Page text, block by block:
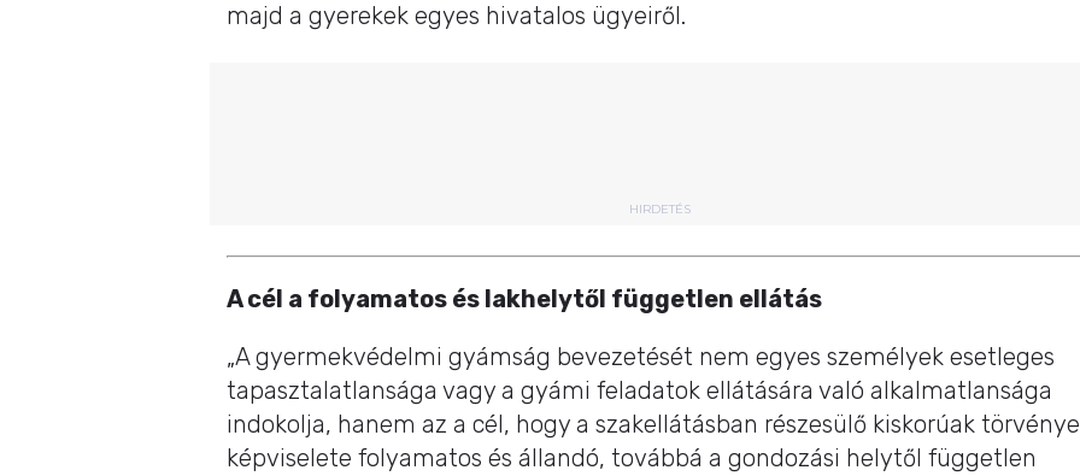
majd a gyerekek egyes hivatalos ügyeiről.
HIRDETÉS
A cél a folyamatos és lakhelytől független ellátás
„A gyermekvédelmi gyámság bevezetését nem egyes személyek esetleges
tapasztalatlansága vagy a gyámi feladatok ellátására való alkalmatlansága
indokolja, hanem az a cél, hogy a szakellátásban részesülő kiskorúak
képviselete folyamatos és állandó, továbbá a gondozási helytől független